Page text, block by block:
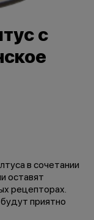
с
в сочетании
оставят
рецепторах.
приятно